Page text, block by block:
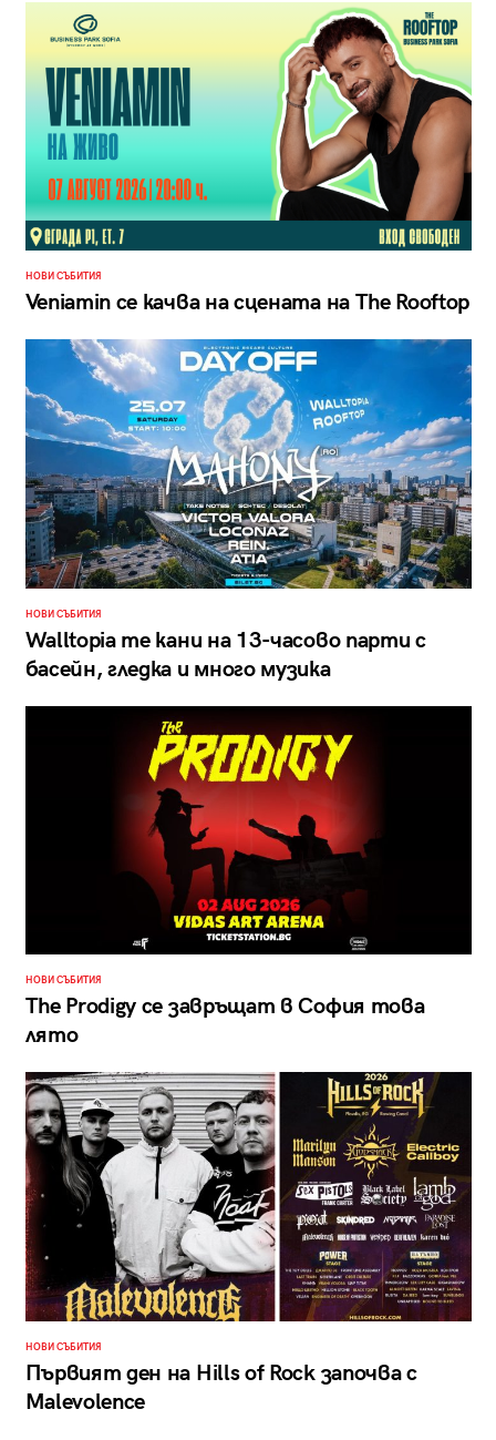
НОВИ СЪБИТИЯ
Veniamin се качва на сцената на The Rooftop
НОВИ СЪБИТИЯ
Walltopia те кани на 13-часово парти с
басейн, гледка и много музика
НОВИ СЪБИТИЯ
The Prodigy се завръщат в София това
лято
НОВИ СЪБИТИЯ
Първият ден на Hills of Rock започва с
Malevolence